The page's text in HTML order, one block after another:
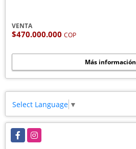
VENTA
$470.000.000 COP
Más información
Select Language ▼
FacebookInstagram